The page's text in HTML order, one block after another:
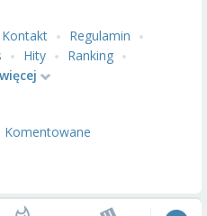
Kontakt
Regulamin
Hity
Ranking
więcej
Komentowane